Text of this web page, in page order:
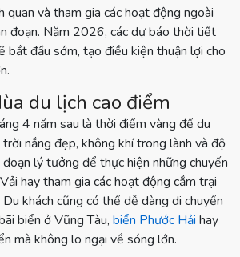
quan và tham gia các hoạt động ngoài
đoạn. Năm 2026, các dự báo thời tiết
bắt đầu sớm, tạo điều kiện thuận lợi cho
du lịch cao điểm
4 năm sau là thời điểm vàng để du
trời nắng đẹp, không khí trong lành và độ
lý tưởng để thực hiện những chuyến
hay tham gia các hoạt động cắm trại
khách cũng có thể dễ dàng di chuyển
biển ở Vũng Tàu, biển Phước Hải hay
mà không lo ngại về sóng lớn.